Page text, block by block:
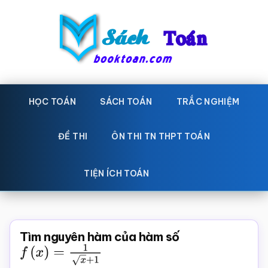
Sách
Toán
toán
Học
toán,
giáo
Toán,
trắc
HỌC TOÁN SÁCH TOÁN TRẮC NGHIỆM
ĐỀ THI ÔN THI TN THPT TOÁN
TIỆN ÍCH TOÁN
Tìm nguyên hàm của hàm số
f( x)= 1x+ 1